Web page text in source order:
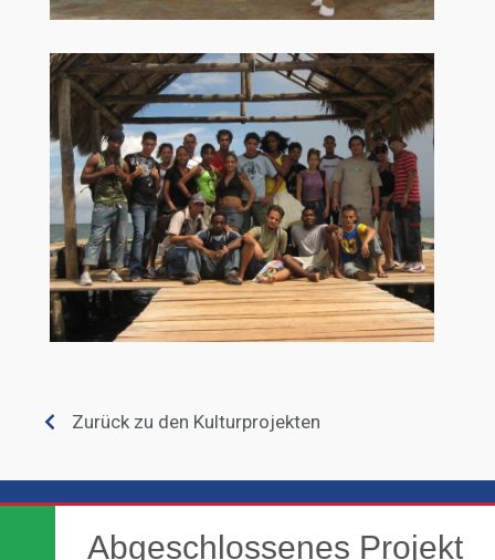
Zurück zu den Kulturprojekten
Abgeschlossenes Projekt